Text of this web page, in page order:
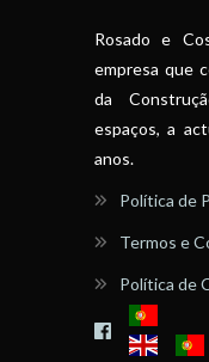
Rosado e
empresa que
da
espaços, a
anos.
Política de
Termos e
Política de